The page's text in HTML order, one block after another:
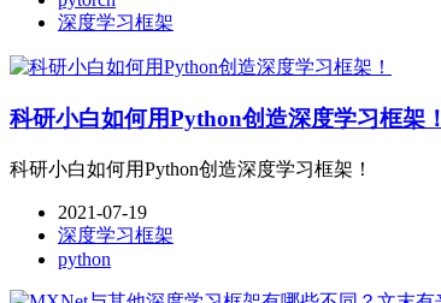
深度学习框架
科研小白如何用Python创造深度学习框架！
科研小白如何用Python创造深度学习框架！
2021-07-19
深度学习框架
python